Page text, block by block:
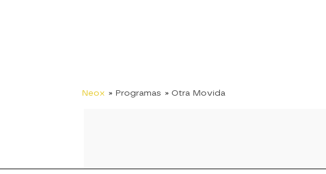
Neox » Programas » Otra Movida